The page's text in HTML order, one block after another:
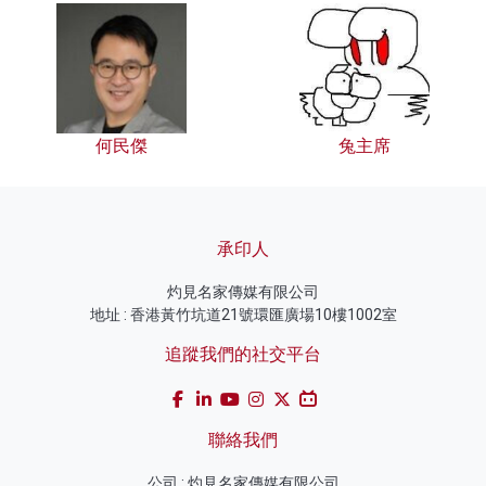
何民傑 兔主席
承印人
灼見名家傳媒有限公司
地址 : 香港黃竹坑道21號環匯廣場10樓1002室
追蹤我們的社交平台
聯絡我們
公司 : 灼見名家傳媒有限公司